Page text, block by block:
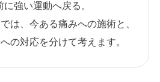
強い運動へ戻る。
は、今ある痛みへの施術と、
の対応を分けて考えます。